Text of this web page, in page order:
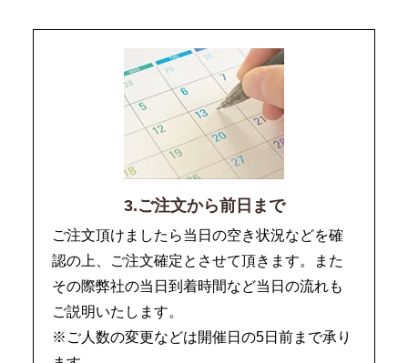
3.ご注文から前日まで
ご注文頂けましたら当日の空き状況などを確
認の上、ご注文確定とさせて頂きます。また
その際弊社の当日到着時間など当日の流れも
ご説明いたします。
※ご人数の変更などは開催日の5日前まで承り